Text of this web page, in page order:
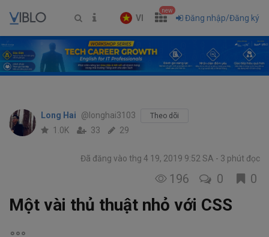
VI
new
Đăng nhập/Đăng ký
Long Hai @longhai3103 Theo dõi
1.0K 33 29
Đã đăng vào thg 4 19, 2019 9:52 SA 3 phút đọc
196 0 0
Một vài thủ thuật nhỏ với CSS